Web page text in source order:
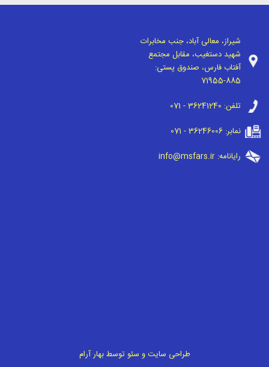
شیراز، معالی آباد، جنب مخابرات
شهید دستغیب، مقابل مجتمع
آفتاب فارس، صندوق پستی:
71955-885
تلفن: 071 - 36241240
نمابر:071 - 36246006
رایانامه:info@msfars.ir
طراحی سایتو سئوتوسطبهار آرام